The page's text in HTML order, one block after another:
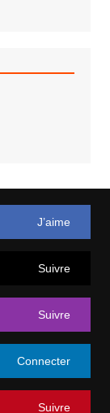
J’aime
Suivre
Suivre
Connecter
Suivre